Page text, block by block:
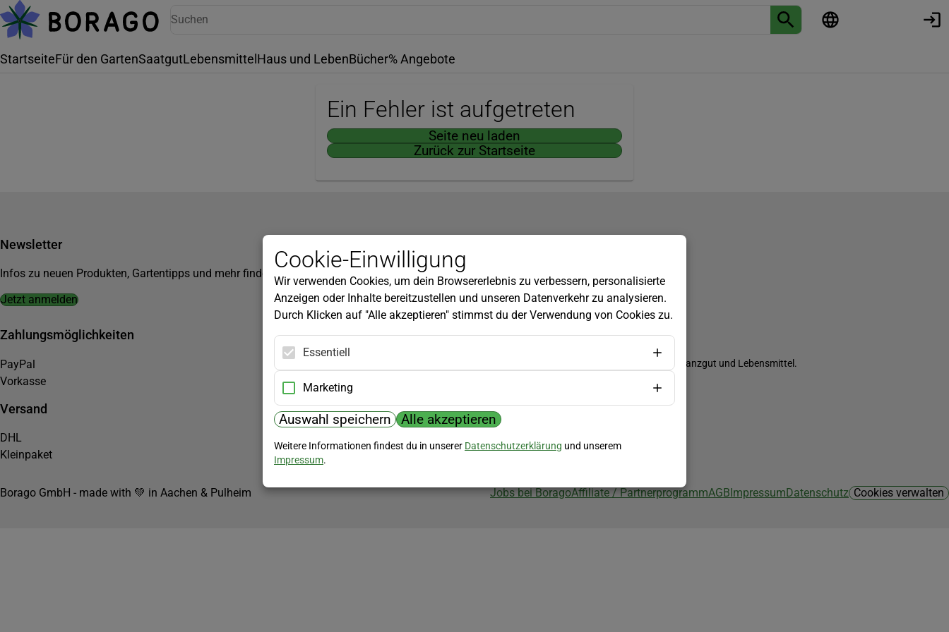
StartseiteFür den GartenSaatgutLebensmittel Haus und LebenBücher% Angebote
Ein Fehler ist aufgetreten
Seite neu laden
Zurück zur Startseite
Newsletter
Infos zu neuen Produkten, Gartentipps und mehr findest du in unserem Newsletter!
Jetzt anmelden
Kundenservice
Widerrufsbelehrung
Versandkosten
Zahlungsmöglichkeiten
PayPal
Vorkasse
Versand
DHL
Kleinpaket
Biozertifizierung
Borago ist biozertifiziert im Bereich Saatgut, Pflanzgut und Lebensmittel.
Borago GmbH - made with 💚 in Aachen & Pulheim Jobs bei BoragoAffiliate / PartnerprogrammAGBImpressumDatenschutz Cookies verwalten
Cookie-Einwilligung
Wir verwenden Cookies, um dein Browsererlebnis zu verbessern, personalisierte
Anzeigen oder Inhalte bereitzustellen und unseren Datenverkehr zu analysieren.
Durch Klicken auf "Alle akzeptieren" stimmst du der Verwendung von Cookies zu.
Essentiell
Marketing
Auswahl speichern Alle akzeptieren
Weitere Informationen findest du in unserer Datenschutzerklärung und unserem
Impressum.